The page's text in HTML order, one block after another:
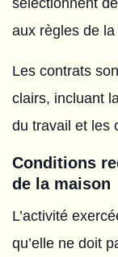
aux règles de la
Les contrats
clairs, incluant
du travail et les
Conditions
de la maison
L’activité
qu’elle ne doit